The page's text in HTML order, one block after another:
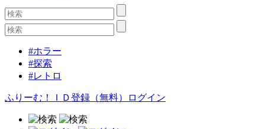
#ホラー
#探索
#レトロ
ふりーむ！ＩＤ登録（無料） ログイン